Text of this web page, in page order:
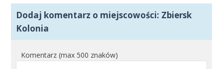
Dodaj komentarz o miejscowości: Zbiersk
Kolonia
Komentarz (max 500 znaków)